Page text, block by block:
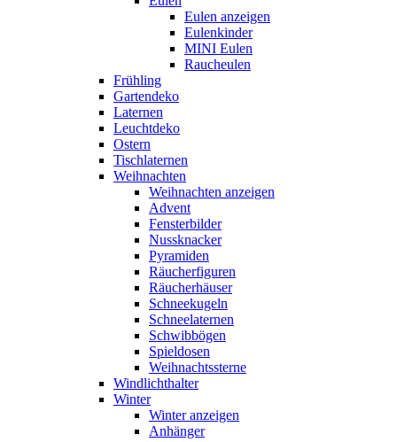
Eulen anzeigen
Eulenkinder
MINI Eulen
Raucheulen
Frühling
Gartendeko
Laternen
Leuchtdeko
Ostern
Tischlaternen
Weihnachten
Weihnachten anzeigen
Advent
Fensterbilder
Nussknacker
Pyramiden
Räucherfiguren
Räucherhäuser
Schneekugeln
Schneelaternen
Schwibbögen
Spieldosen
Weihnachtssterne
Windlichthalter
Winter
Winter anzeigen
Anhänger